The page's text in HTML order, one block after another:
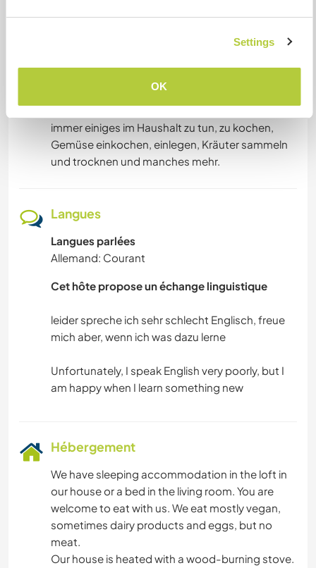
Settings
OK
von Hand und Ökologie und Naturverträglichkeit
sind uns auch da wichtig. Und natürlich ist auch
immer einiges im Haushalt zu tun, zu kochen,
Gemüse einkochen, einlegen, Kräuter sammeln
und trocknen und manches mehr.
Langues
Langues parlées
Allemand: Courant
Cet hôte propose un échange linguistique
leider spreche ich sehr schlecht Englisch, freue
mich aber, wenn ich was dazu lerne
Unfortunately, I speak English very poorly, but I
Hébergement
We have sleeping accommodation in the loft in
our house or a bed in the living room. You are
welcome to eat with us. We eat mostly vegan,
sometimes dairy products and eggs, but no
meat.
Our house is heated with a wood-burning stove.